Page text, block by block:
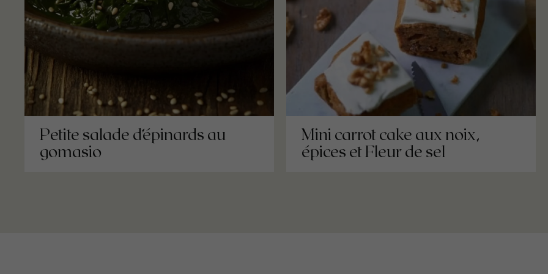
Petite salade d’épinards au
gomasio
Mini carrot cake aux noix,
épices et Fleur de sel